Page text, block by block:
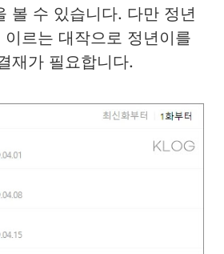
볼 수 있습니다. 다만 정년
이르는 대작으로 정년이를
재가 필요합니다.